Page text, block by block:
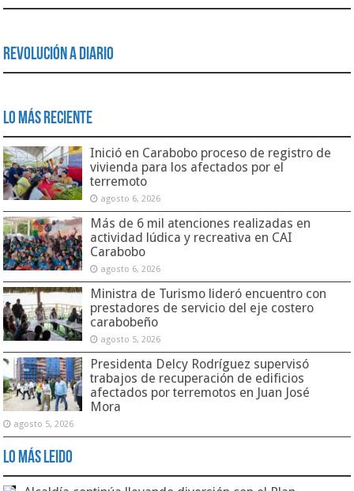
Revolución a Diario
Lo Más Reciente
Inició en Carabobo proceso de registro de
vivienda para los afectados por el
terremoto
agosto 6, 2026
Más de 6 mil atenciones realizadas en
actividad lúdica y recreativa en CAI
Carabobo
agosto 6, 2026
Ministra de Turismo lideró encuentro con
prestadores de servicio del eje costero
carabobeño
agosto 5, 2026
Presidenta Delcy Rodríguez supervisó
trabajos de recuperación de edificios
afectados por terremotos en Juan José
Mora
agosto 5, 2026
Lo Más Leido